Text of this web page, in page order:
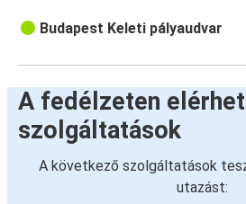
Budapest Keleti pályaudvar
A fedélzeten
szolgáltatások
A következő szolgáltatások
utazást: